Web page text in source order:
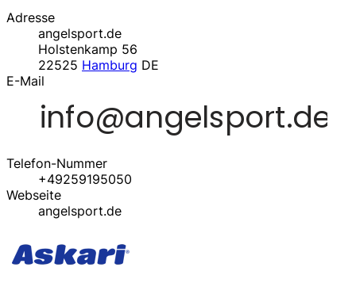
Adresse
angelsport.de
Holstenkamp 56
22525 Hamburg DE
E-Mail
Telefon-Nummer
+49259195050
Webseite
angelsport.de